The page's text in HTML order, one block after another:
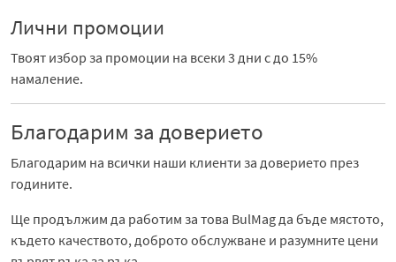
Лични промоции
Твоят избор за промоции на всеки 3 дни с до 15%
намаление.
Благодарим за доверието
Благодарим на всички наши клиенти за доверието през
годините.
Ще продължим да работим за това BulMag да бъде мястото,
където качеството, доброто обслужване и разумните цени